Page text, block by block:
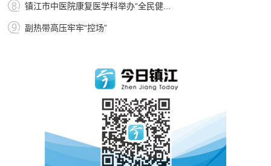
镇江市中医院康复医学科举办“全民健...
副热带高压牢牢“控场”